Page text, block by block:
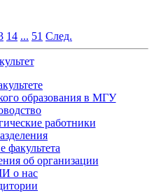
14 ... 51 След.
образования в МГУ
работники
факультета
об организации
о нас